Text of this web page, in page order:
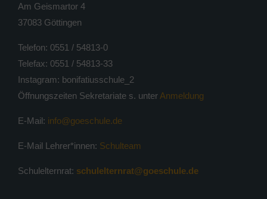
Am Geismartor 4
37083 Göttingen
Telefon: 0551 / 54813-0
Telefax: 0551 / 54813-33
Instagram: bonifatiusschule_2
Öffnungszeiten Sekretariate s. unter Anmeldung
E-Mail: info@goeschule.de
E-Mail Lehrer*innen: Schulteam
Schulelternrat: schulelternrat@goeschule.de